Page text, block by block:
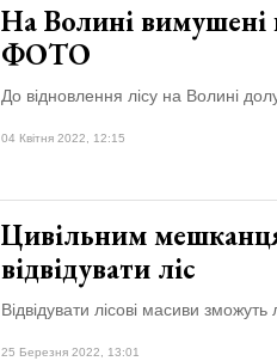
На Волині вимушені
ФОТО
До відновлення лісу на Волині
04 Квітня 2022, 12:15
Цивільним
відвідувати ліс
Відвідувати лісові масиви зможуть
25 Березня 2022, 13:01